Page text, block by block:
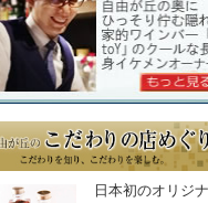
日本初のオリジナ